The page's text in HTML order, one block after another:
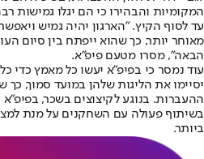
המקומיות והבהירו כי הם יגלו גמישות
עד לסוף הקיץ. "הארגון יהיה גמיש
מאוחר יותר, כך שהוא ייפתח בין סיום
הבאה", מסרו מטעם פיפ"א.
עוד נמסר כי בפיפ"א יעשו כל מאמץ כדי
יסיימו את הליגות שלהן במועד סמוך, כך
ההעברות. בנוגע לקיצוצים בשכר, בפיפ"א
בשיתוף פעולה עם השחקנים על מנת
ביותר.